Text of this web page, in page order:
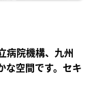
病院機構、九州
な空間です。セキ